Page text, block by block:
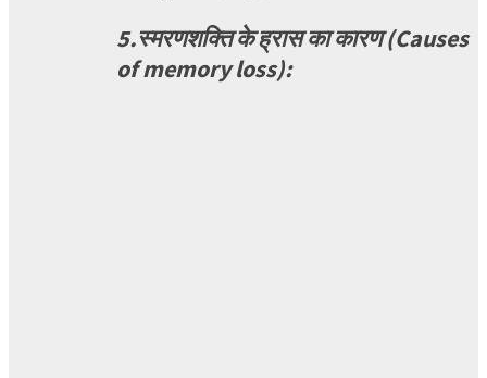
5.स्मरणशक्ति के ह्रास का कारण (Causes
of memory loss):